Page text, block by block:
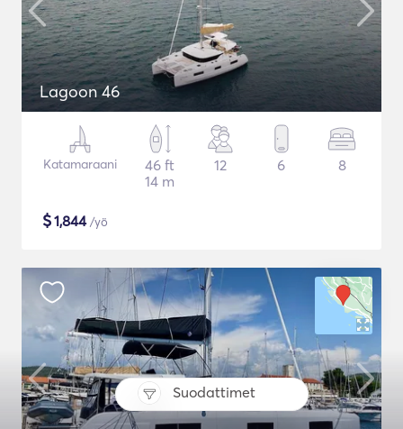
Suodattimet
Lagoon 46
Katamaraani
46 ft
14 m
12 6 8
$1,844/yö